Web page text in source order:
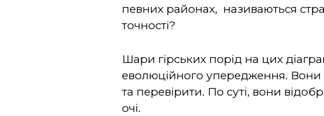
певних районах, називаються
точності?
Шари гірських порід на цих
еволюційного упередження.
та перевірити. По суті, вони
очі.